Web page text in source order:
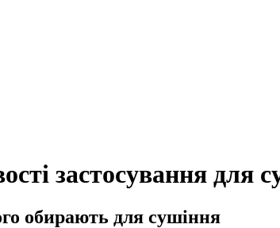
застосування для
обирають для сушіння